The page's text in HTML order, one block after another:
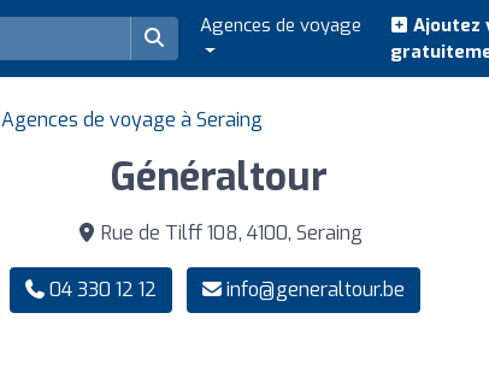
Agences de voyage
Ajoutez
Agences de voyage à Seraing
Généraltour
Rue de Tilff 108, 4100, Seraing
04 330 12 12 info@generaltour.be